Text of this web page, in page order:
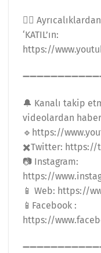
👉🏻
‘KATIL’ın:
https://
🔔 Kanalı takip
videolardan
🔹https://
✖️Twitter: https://
📷 Instagram:
https://
📱 Web: https://
📱Facebook :
https://